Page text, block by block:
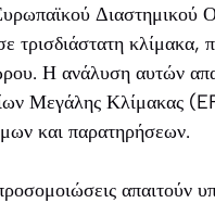
Διαστημικού
τρισδιάστατη
Η ανάλυση αυτών
Μεγάλης Κλίμακας
και παρατηρήσεων.
απαιτούν